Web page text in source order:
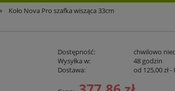
Koło Nova Pro szafka wisząca 33cm
Dostępność:
chwilowo
Wysyłka w:
48 godzin
Dostawa:
od 125,00 zł-